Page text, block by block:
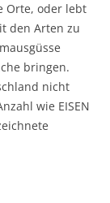
Orte, oder lebt
den Arten zu
bringen.
nicht
wie EISEN